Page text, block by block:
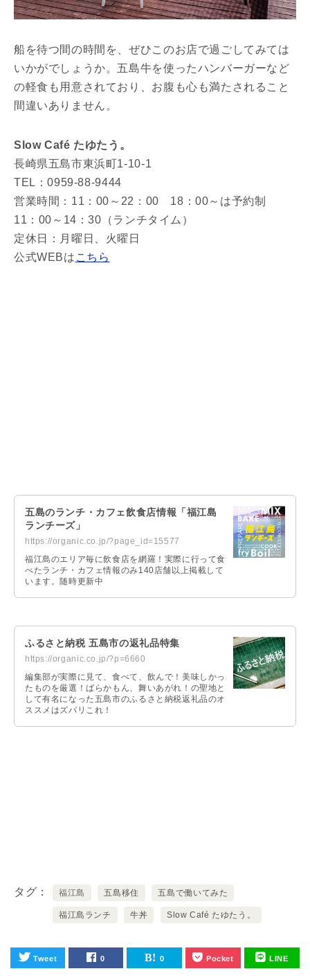
船を待つ間の時間を、ぜひこのお店で過ごしてみては
いかがでしょうか。五島牛を使ったハンバーガーなど
の軽食も用意されており、お腹も心も満たされること
間違いありません。
Slow Café たゆたう。
長崎県五島市東浜町1-10-1
TEL：0959-88-9444
営業時間：11：00～22：00 18：00～は予約制
11：00～14：30（ランチタイム）
定休日：月曜日、火曜日
公式WEBは こちら
五島のランチ・カフェ飲食店情報「福江島
ランチーズ」
https://organic.co.jp/?page_id=15577
福江島のエリア毎に飲食店を網羅！実際に行って食
べたランチ・カフェ情報のみ140店舗以上掲載して
います。随時更新中
ふるさと納税 五島市の返礼品特集
https://organic.co.jp/?p=6660
編集部が実際に見て、食べて、飲んで！美味しかっ
たものを厳選！ばらかもん、舞いあがれ！の聖地と
して有名になった五島市のふるさと納税返礼品のオ
ススメはズバリこれ！
タグ 福江島 五島移住 五島で働いてみた
福江島ランチ 牛丼 Slow Café たゆたう。
Tweet 0 0 Pocket LINE